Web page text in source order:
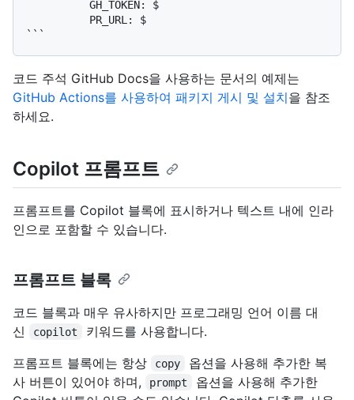
코드 주석 GitHub Docs을 사용하는 문서의 예제는
GitHub Actions를 사용하여 패키지 게시 및 설치을 참조
하세요.
Copilot 프롬프트
프롬프트를 Copilot 블록에 표시하거나 텍스트 내에 인라
인으로 포함할 수 있습니다.
프롬프트 블록
코드 블록과 매우 유사하지만 프로그래밍 언어 이름 대
신
copilot
키워드를 사용합니다.
프롬프트 블록에는 항상
copy
옵션을 사용해 추가한 복
사 버튼이 있어야 하며,
prompt
옵션을 사용해 추가한